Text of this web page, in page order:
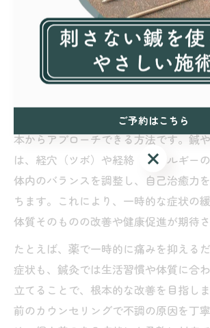
体調不良を感じたら鍼
調整
鍼灸は体調不良時にどう活かされる
いった体調不良に対して、東洋医学の
本からアプローチできる方法です。鍼
は、経穴（ツボ）や経絡（エネルギー
体内のバランスを調整し、自己治癒力
ちます。これにより、一時的な症状の緩
体質そのものの改善や健康促進が期待さ
たとえば、薬で一時的に痛みを抑える
症状も、鍼灸では生活習慣や体質に合
立てることで、根本的な改善を目指し
前のカウンセリングで不調の原因を丁
ご予約はこちら
ご予約はこちら